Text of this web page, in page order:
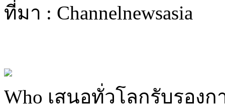
ที่มา : Channelnewsasia
Who เสนอทั่วโลกรับรอง